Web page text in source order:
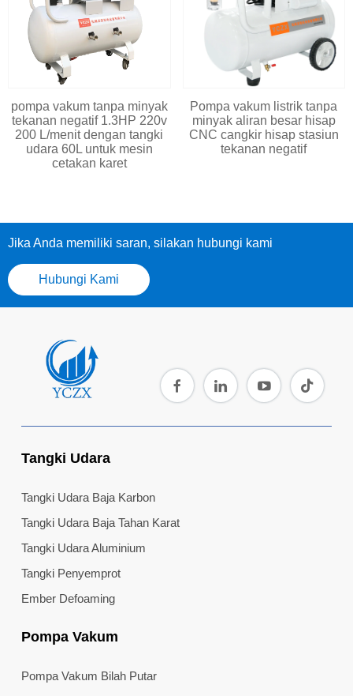
pompa vakum tanpa minyak
tekanan negatif 1.3HP 220v
200 L/menit dengan tangki
udara 60L untuk mesin
cetakan karet
Pompa vakum listrik tanpa
minyak aliran besar hisap
CNC cangkir hisap stasiun
tekanan negatif
Jika Anda memiliki saran, silakan hubungi kami
Hubungi Kami
Tangki Udara
Tangki Udara Baja Karbon
Tangki Udara Baja Tahan Karat
Tangki Udara Aluminium
Tangki Penyemprot
Ember Defoaming
Pompa Vakum
Pompa Vakum Bilah Putar